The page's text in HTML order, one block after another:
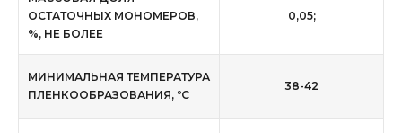
ОСТАТОЧНЫХ МОНОМЕРОВ,
%, НЕ БОЛЕЕ
0,05;
МИНИМАЛЬНАЯ ТЕМПЕРАТУРА
ПЛЕНКООБРАЗОВАНИЯ, ºС
38-42